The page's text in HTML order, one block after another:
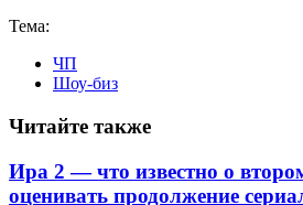
Тема:
ЧП
Шоу-биз
Читайте также
Ира 2 — что известно о
оценивать продолжение